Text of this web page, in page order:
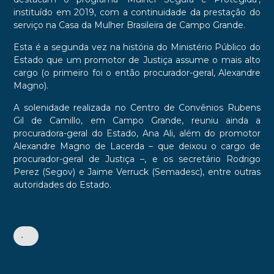
instituído em 2019, com a continuidade da prestação do
serviço na Casa da Mulher Brasileira de Campo Grande.
Esta é a segunda vez na história do Ministério Público do
Estado que um promotor de Justiça assume o mais alto
cargo (o primeiro foi o então procurador-geral, Alexandre
Magno).
A solenidade realizada no Centro de Convênios Rubens
Gil de Camillo, em Campo Grande, reuniu ainda a
procuradora-geral do Estado, Ana Ali, além do promotor
Alexandre Magno de Lacerda – que deixou o cargo de
procurador-geral de Justiça –, e os secretário Rodrigo
Perez (Segov) e Jaime Verruck (Semadesc), entre outras
autoridades do Estado.
•